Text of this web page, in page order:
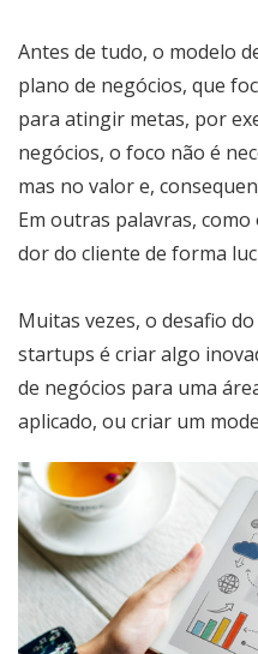
Antes de tudo, o modelo
plano de negócios, que
para atingir metas, por
negócios, o foco não é
mas no valor e,
Em outras palavras,
dor do cliente de forma
Muitas vezes, o desafio
startups é criar algo
de negócios para uma
aplicado, ou criar um